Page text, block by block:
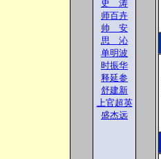
史 涛
师百卉
帅 安
思 沁
单明波
时振华
释延参
舒建新
上官超英
盛杰远